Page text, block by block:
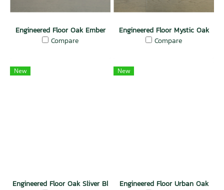
Engineered Floor Oak Ember
Compare
Engineered Floor Mystic Oak
Compare
New
Engineered Floor Oak Sliver Bliss
New
Engineered Floor Urban Oak